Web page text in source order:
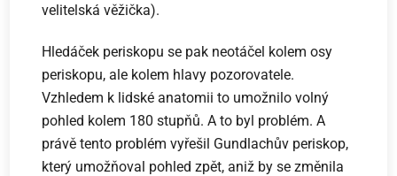
velitelská věžička).
Hledáček periskopu se pak neotáčel kolem osy
periskopu, ale kolem hlavy pozorovatele.
Vzhledem k lidské anatomii to umožnilo volný
pohled kolem 180 stupňů. A to byl problém. A
právě tento problém vyřešil Gundlachův periskop,
který umožňoval pohled zpět, aniž by se změnila